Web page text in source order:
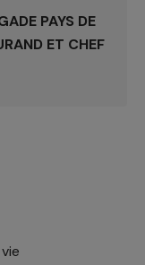
PAYS DE
ET CHEF